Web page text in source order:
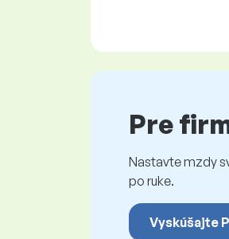
Pre
Nastavte mzdy
po ruke.
Vyskúšajte